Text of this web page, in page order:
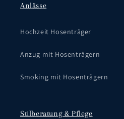
Anlässe
Hochzeit Hosenträger
Anzug mit Hosenträgern
Smoking mit Hosenträgern
Stilberatung & Pflege